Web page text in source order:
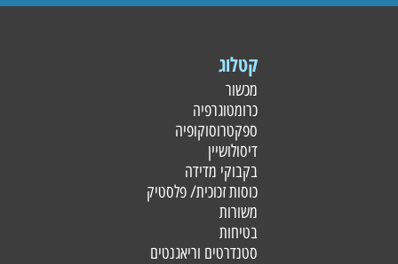
קטלוג
מכשור
כרומטוגרפיה
ספקטרוסוקופיה
דיסולושיין
בקבוקי מדידה
כוסות זכוכית/ פלסטיק
משורות
בטיחות
סטנדרטים וריאגנטים